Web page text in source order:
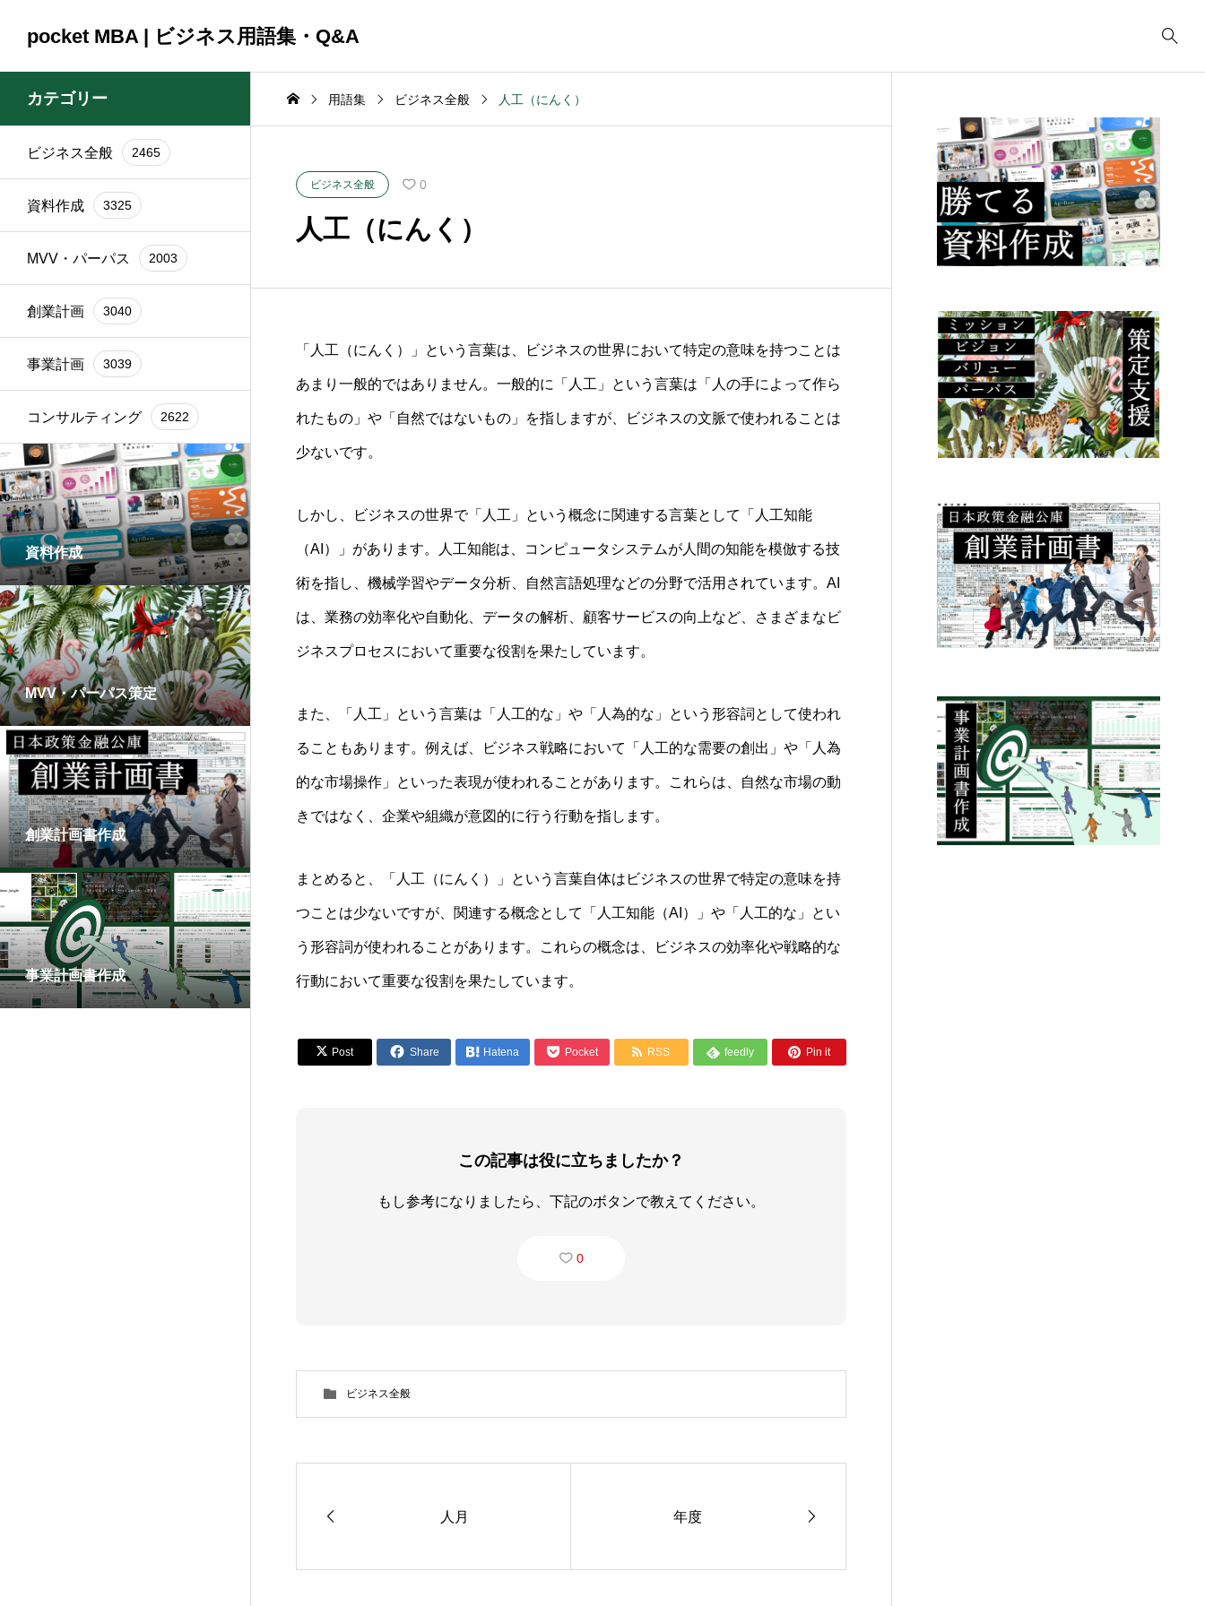
pocket MBA | ビジネス用語集・Q&A
資料作成 2622
ン
2025.09.23
ブランド再構築の際に
関係者を巻き込むコツ
は？
2025.09.23
銀行交渉の一般的な期
間はどれくらいです
コンサルティング
2025.09.23
クラウド移行に必要な
事前準備は何か？
カテゴリー
ビジネス全般 2465
資料作成 3325
MVV・パーパス 2003
創業計画 3040
事業計画 3039
コンサルティング 2622
資料作成
MVV・パーパス策定
創業計画書作成
事業計画書作成
用語集 ビジネス全般 人工（にんく）
ビジネス全般 0
人工（にんく）
「人工（にんく）」という言葉は、ビジネスの世界において特定の意味を持つことは
あまり一般的ではありません。一般的に「人工」という言葉は「人の手によって作ら
れたもの」や「自然ではないもの」を指しますが、ビジネスの文脈で使われることは
少ないです。
しかし、ビジネスの世界で「人工」という概念に関連する言葉として「人工知能
（AI）」があります。人工知能は、コンピュータシステムが人間の知能を模倣する技
術を指し、機械学習やデータ分析、自然言語処理などの分野で活用されています。AI
は、業務の効率化や自動化、データの解析、顧客サービスの向上など、さまざまなビ
ジネスプロセスにおいて重要な役割を果たしています。
また、「人工」という言葉は「人工的な」や「人為的な」という形容詞として使われ
ることもあります。例えば、ビジネス戦略において「人工的な需要の創出」や「人為
的な市場操作」といった表現が使われることがあります。これらは、自然な市場の動
きではなく、企業や組織が意図的に行う行動を指します。
まとめると、「人工（にんく）」という言葉自体はビジネスの世界で特定の意味を持
つことは少ないですが、関連する概念として「人工知能（AI）」や「人工的な」とい
う形容詞が使われることがあります。これらの概念は、ビジネスの効率化や戦略的な
行動において重要な役割を果たしています。
 Post  Share  Hatena  Pocket  RSS  feedly  Pin it
この記事は役に立ちましたか？
もし参考になりましたら、下記のボタンで教えてください。
0
ビジネス全般
人月 年度